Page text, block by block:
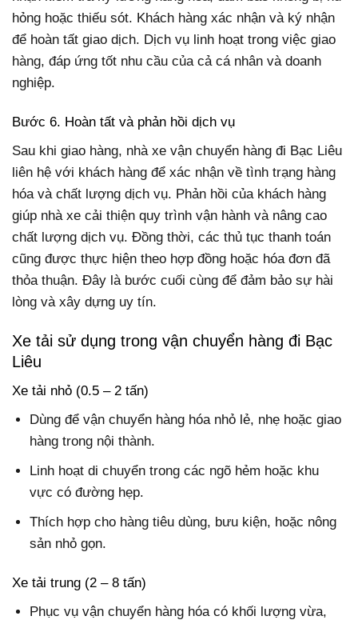
hỏng hoặc thiếu sót. Khách hàng xác nhận và ký nhận
để hoàn tất giao dịch. Dịch vụ linh hoạt trong việc giao
hàng, đáp ứng tốt nhu cầu của cả cá nhân và doanh
nghiệp.
Bước 6. Hoàn tất và phản hồi dịch vụ
Sau khi giao hàng, nhà xe vận chuyển hàng đi Bạc Liêu
liên hệ với khách hàng để xác nhận về tình trạng hàng
hóa và chất lượng dịch vụ. Phản hồi của khách hàng
giúp nhà xe cải thiện quy trình vận hành và nâng cao
chất lượng dịch vụ. Đồng thời, các thủ tục thanh toán
cũng được thực hiện theo hợp đồng hoặc hóa đơn đã
thỏa thuận. Đây là bước cuối cùng để đảm bảo sự hài
lòng và xây dựng uy tín.
Xe tải sử dụng trong vận chuyển hàng đi Bạc
Liêu
Xe tải nhỏ (0.5 – 2 tấn)
Dùng để vận chuyển hàng hóa nhỏ lẻ, nhẹ hoặc giao
hàng trong nội thành.
Linh hoạt di chuyển trong các ngõ hẻm hoặc khu
vực có đường hẹp.
Thích hợp cho hàng tiêu dùng, bưu kiện, hoặc nông
sản nhỏ gọn.
Xe tải trung (2 – 8 tấn)
Phục vụ vận chuyển hàng hóa có khối lượng vừa,